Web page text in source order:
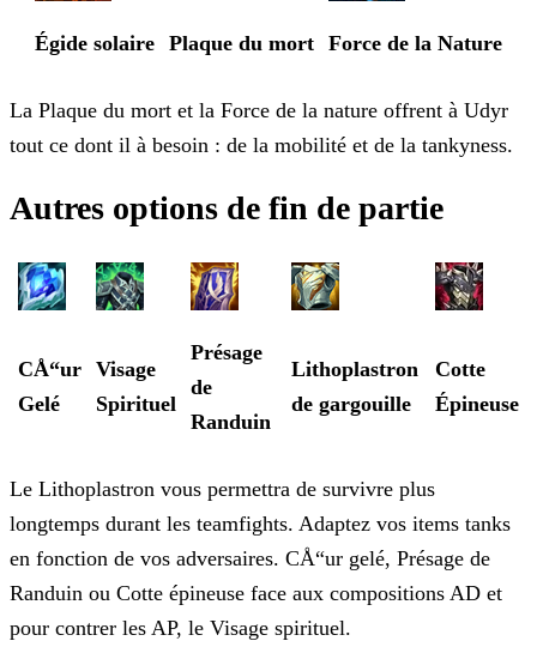
Égide solaire Plaque du mort Force de la Nature
La Plaque du mort et la Force de la nature offrent à Udyr
tout ce dont il à besoin : de la mobilité et de la tankyness.
Autres options de fin de partie
CÅ“ur
Gelé
Visage
Spirituel
Présage
de
Randuin
Lithoplastron
de gargouille
Cotte
Épineuse
Le Lithoplastron vous permettra de survivre plus
longtemps durant les teamfights. Adaptez vos items tanks
en fonction de vos adversaires. CÅ“ur gelé, Présage de
Randuin ou Cotte épineuse face aux compositions AD et
pour contrer les AP, le Visage spirituel.